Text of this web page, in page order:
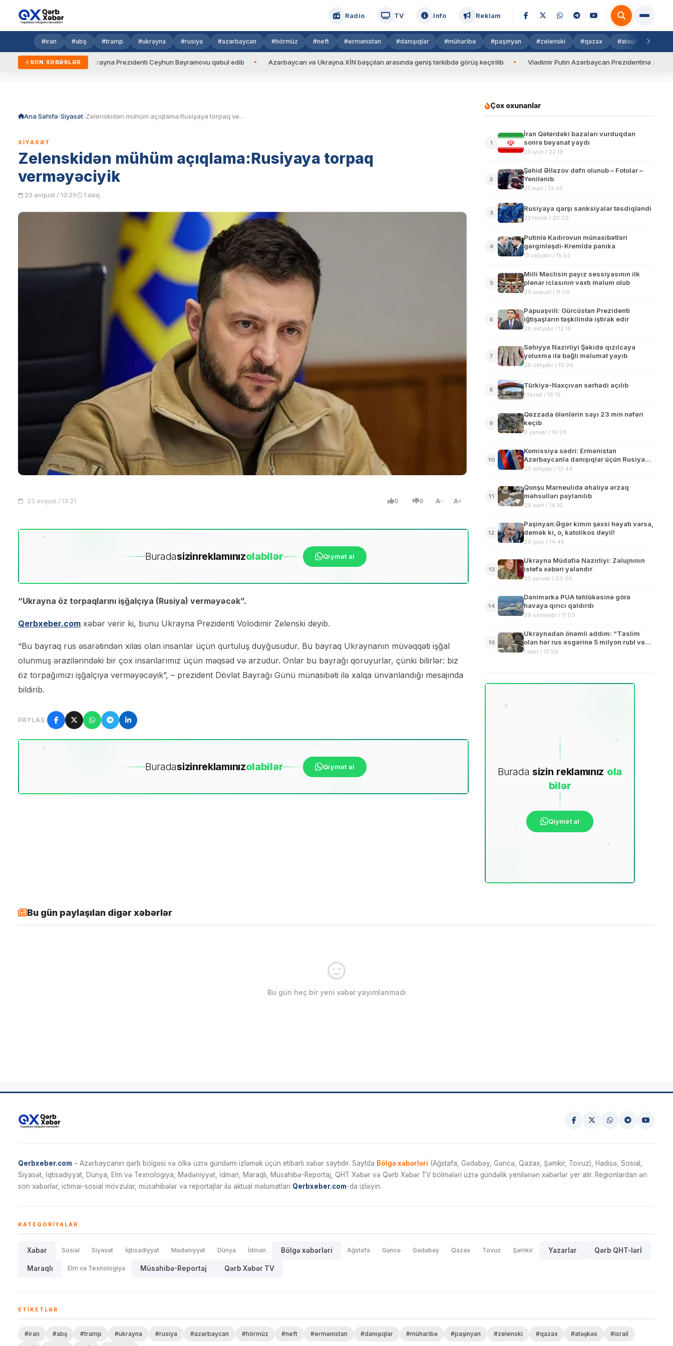
Radio TV Info Reklam
#iran #abş #tramp #ukrayna #rusiya #azərbaycan #hörmüz #neft #ermənistan #danışıqlar #müharibə #paşinyan #zelenski #qazax #atəşkəs
SON XƏBƏRLƏR
qaydalar Ukrayna Prezidenti Ceyhun Bayramovu qəbul edib Azərbaycan və Ukrayna XİN başçıları arasında geniş tərkibdə görüş keçirilib Vladimir Putin Azərbaycan Prezidentinə zəng edib
Ana Səhifə Siyasət Zelenskidən mühüm açıqlama:Rusiyaya torpaq verməyəciyik
SIYASƏT
Zelenskidən mühüm açıqlama:Rusiyaya torpaq
verməyəciyik
23 avqust / 13:21 1 dəq
23 avqust / 13:21 0 0 A A
Buradasizinreklamınızolabilər Qiymət al
“Ukrayna öz torpaqlarını işğalçıya (Rusiya) verməyəcək”.
Qerbxeber.com xəbər verir ki, bunu Ukrayna Prezidenti Volodimir Zelenski deyib.
“Bu bayraq rus əsarətindən xilas olan insanlar üçün qurtuluş duyğusudur. Bu bayraq Ukraynanın müvəqqəti işğal
olunmuş ərazilərindəki bir çox insanlarımız üçün məqsəd və arzudur. Onlar bu bayrağı qoruyurlar, çünki bilirlər: biz
öz torpağımızı işğalçıya verməyəcəyik”, – prezident Dövlət Bayrağı Günü münasibəti ilə xalqa ünvanlandığı mesajında
bildirib.
PAYLAŞ
Buradasizinreklamınızolabilər Qiymət al
Çox oxunanlar
1
İran Qətərdəki bazaları vurduqdan
sonra bəyanat yaydı
23 iyun / 22:19
2
Şəhid Əlləzov dəfn olunub – Fotolar –
Yenilənib
27 mart / 13:45
3
Rusiyaya qarşı sanksiyalar təsdiqləndi
23 fevral / 20:02
4
Putinlə Kadırovun münasibətləri
gərginləşdi-Kremldə panika
13 oktyabr / 15:52
5
Milli Məclisin payız sessiyasının ilk
plenar iclasının vaxtı məlum olub
29 avqust / 11:09
6
Papuaşvili: Gürcüstan Prezidenti
iğtişaşların təşkilində iştirak edir
28 oktyabr / 12:18
7
Səhiyyə Nazirliyi Şəkidə qızılcaya
yoluxma ilə bağlı məlumat yayıb
26 oktyabr / 10:26
8
Türkiyə-Naxçıvan sərhədi açılıb
1 fevral / 16:18
9
Qəzzada ölənlərin sayı 23 min nəfəri
keçib
8 yanvar / 16:28
10
Komissiya sədri: Ermənistan
Azərbaycanla danışıqlar üçün Rusiya
platformasını boykot etmir
23 oktyabr / 13:44
11
Qonşu Marneulidə əhaliyə ərzaq
məhsulları paylanılıb
29 mart / 14:16
12
Paşinyan:Əgər kimin şəxsi həyatı varsa,
demək ki, o, katolikos deyil!
29 iyun / 14:45
13
Ukrayna Müdafiə Nazirliyi: Zalujnının
istefa xəbəri yalandır
30 yanvar / 09:05
14
Danimarka PUA təhlükəsinə görə
havaya qırıcı qaldırdı
29 sentyabr / 11:03
15
Ukraynadan önəmli addım: “Təslim
olan hər rus əsgərinə 5 milyon rubl və
tam amnistiya veriləcək” – RƏSMİ
1 mart / 12:59
Burada sizin reklamınız ola
bilər
Qiymət al
Bu gün paylaşılan digər xəbərlər
Bu gün heç bir yeni xəbər yayımlanmadı
Qerbxeber.com – Azərbaycanın qərb bölgəsi və ölkə üzrə gündəmi izləmək üçün etibarlı xəbər saytıdır. Saytda Bölgə xəbərləri (Ağstafa, Gədəbəy, Gəncə, Qazax, Şəmkir, Tovuz), Hadisə, Sosial,
Siyasət, İqtisadiyyat, Dünya, Elm və Texnologiya, Mədəniyyət, İdman, Maraqlı, Müsahibə-Reportaj, QHT Xəbər və Qərb Xəbər TV bölmələri üzrə gündəlik yenilənən xəbərlər yer alır. Regionlardan ən
son xəbərlər, ictimai-sosial mövzular, müsahibələr və reportajlar ilə aktual məlumatları Qerbxeber.com-da izləyin.
KATEQORIYALAR
Xəbər Sosial Siyasət İqtisadiyyat Mədəniyyət Dünya İdman Bölgə xəbərləri Ağstafa Gəncə Gədəbəy Qazax Tovuz Şəmkir Yazarlar Qərb QHT-lərİ
Maraqlı Elm və Texnologiya Müsahibə-Reportaj Qərb Xəbər TV
ETIKETLƏR
#iran #abş #tramp #ukrayna #rusiya #azərbaycan #hörmüz #neft #ermənistan #danışıqlar #müharibə #paşinyan #zelenski #qazax #atəşkəs
#israil